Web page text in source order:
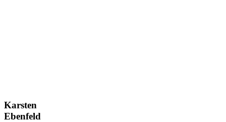
Karsten
Ebenfeld